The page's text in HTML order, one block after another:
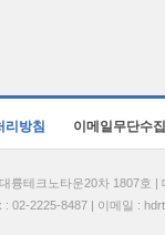
리방침 이메일무단수
륭테크노타운20차 1807
: 02-2225-8487 | 이메일 :